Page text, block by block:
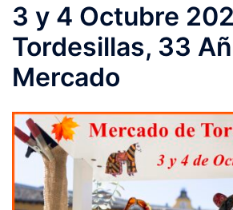
3 y 4 Octubre
Tordesillas, 33
Mercado